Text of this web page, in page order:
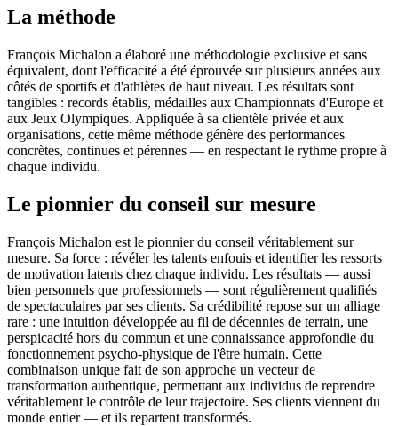
La méthode
François Michalon a élaboré une méthodologie exclusive et sans
équivalent, dont l'efficacité a été éprouvée sur plusieurs années aux
côtés de sportifs et d'athlètes de haut niveau. Les résultats sont
tangibles : records établis, médailles aux Championnats d'Europe et
aux Jeux Olympiques. Appliquée à sa clientèle privée et aux
organisations, cette même méthode génère des performances
concrètes, continues et pérennes — en respectant le rythme propre à
chaque individu.
Le pionnier du conseil sur mesure
François Michalon est le pionnier du conseil véritablement sur
mesure. Sa force : révéler les talents enfouis et identifier les ressorts
de motivation latents chez chaque individu. Les résultats — aussi
bien personnels que professionnels — sont régulièrement qualifiés
de spectaculaires par ses clients. Sa crédibilité repose sur un alliage
rare : une intuition développée au fil de décennies de terrain, une
perspicacité hors du commun et une connaissance approfondie du
fonctionnement psycho-physique de l'être humain. Cette
combinaison unique fait de son approche un vecteur de
transformation authentique, permettant aux individus de reprendre
véritablement le contrôle de leur trajectoire. Ses clients viennent du
monde entier — et ils repartent transformés.